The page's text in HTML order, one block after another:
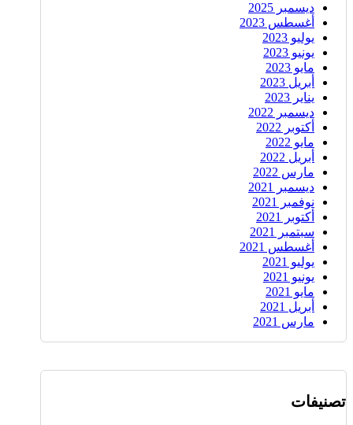
ديسمبر 2025
أغسطس 2023
يوليو 2023
يونيو 2023
مايو 2023
أبريل 2023
يناير 2023
ديسمبر 2022
أكتوبر 2022
مايو 2022
أبريل 2022
مارس 2022
ديسمبر 2021
نوفمبر 2021
أكتوبر 2021
سبتمبر 2021
أغسطس 2021
يوليو 2021
يونيو 2021
مايو 2021
أبريل 2021
مارس 2021
تصنيفات